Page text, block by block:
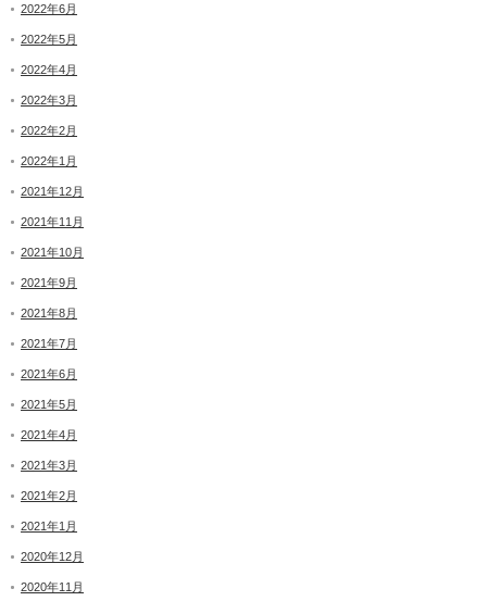
2022年6月
2022年5月
2022年4月
2022年3月
2022年2月
2022年1月
2021年12月
2021年11月
2021年10月
2021年9月
2021年8月
2021年7月
2021年6月
2021年5月
2021年4月
2021年3月
2021年2月
2021年1月
2020年12月
2020年11月